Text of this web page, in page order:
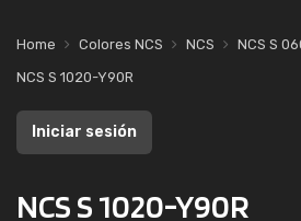
Home Colores NCS NCS
NCS S
NCS S 1020-Y90R
Iniciar sesión
NCS S 1020-Y90R